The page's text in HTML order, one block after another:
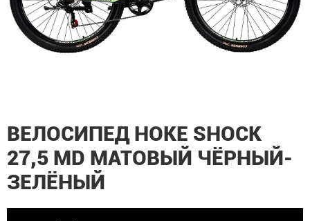
ВЕЛОСИПЕД HOKE SHOCK
27,5 MD МАТОВЫЙ ЧЁРНЫЙ-
ЗЕЛЁНЫЙ